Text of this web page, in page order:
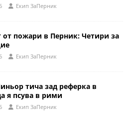
Eкип ЗаПерник
от пожари в Перник: Четири за
Eкип ЗаПерник
тича зад реферка в
я псува в рими
Eкип ЗаПерник